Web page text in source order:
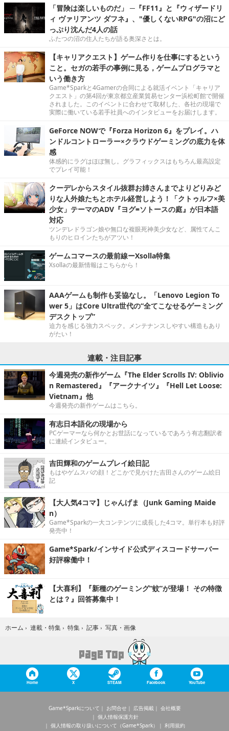
「冒険は楽しいものだ」 ─『FF11』と『ウィザードリ
ィ ヴァリアンツ ダフネ』、"優しくないRPG"の沼にど
っぷり沈んだ4人の話
ふたつの沼の住人たちが語る奥深さとは。
【キャリアクエスト】ゲーム作りを仕事にするという
こと。セガの若手の事例に見る，ゲームプログラマと
いう働き方
Game*Sparkと4Gamerの合同による就活イベント「キャリア
クエスト」の第4回が東京都立産業貿易センター浜松町館で開催
されました。このイベントに合わせて取材した、各社の現場で
実際に働いている若手社員へのインタビューをお届けします。
GeForce NOWで『Forza Horizon 6』をプレイ。ハ
ンドルコントローラー×クラウドゲーミングの底力を体
感
体感的にラグはほぼ無し。グラフィックスはもちろん最高設定
でプレイ可能！
クーデレからスタイル抜群お姉さんまでよりどりみど
りな人外娘たちとホテル経営しよう！「クトゥルフ×美
少女」テーマのADV『ヨグ=ソトースの庭』が日本語
対応
ツンデレドラゴン娘や無口な複眼死神美少女など、属性てんこ
もりのヒロインたちがアツい！
ゲームコマースの最前線ーXsolla特集
Xsollaの最新情報はこちらから！
AAAゲームも制作も妥協なし。「Lenovo Legion To
wer 5」はCore Ultra世代の“全てこなせるゲーミング
デスクトップ”
迫力を感じる強力スペック。メンテナンスしやすい構造もあり
がたい！
連載・注目記事
今週発売の新作ゲーム『The Elder Scrolls IV: Oblivio
n Remastered』『アークナイツ』『Hell Let Loose:
Vietnam』他
今週発売の新作ゲームはこちら。
有志日本語化の現場から
PCゲーマーなら何かとお世話になっているであろう有志翻訳者
に連続インタビュー。
吉田輝和のゲームプレイ絵日記
もはやゲムスパの顔！どこかで見かけた吉田さんのゲーム絵日
記
【大人気4コマ】じゃんげま（Junk Gaming Maide
n）
Game*Sparkの一大コンテンツに成長した4コマ。単行本も好評
発売中！
Game*Spark/インサイド公式ディスコードサーバー
好評稼働中！
【大喜利】『新種のゲーミング“蚊”が登場！ その特徴
とは？』回答募集中！
ホーム › 連載・特集 › 特集 › 記事 › 写真・画像
Home X STEAM Facebook YouTube
Game*Sparkについて お問合せ 広告掲載
会社概要
個人情報保護方針
個人情報の取り扱いについて（Game*Spark）
利用規約